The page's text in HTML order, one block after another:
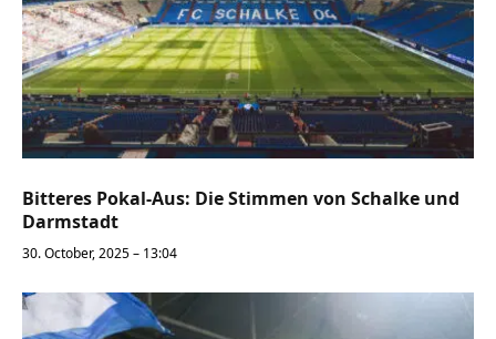
Bitteres Pokal-Aus: Die Stimmen von Schalke und
Darmstadt
30. October, 2025 – 13:04